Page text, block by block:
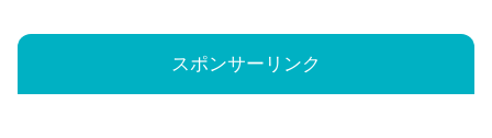
スポンサーリンク